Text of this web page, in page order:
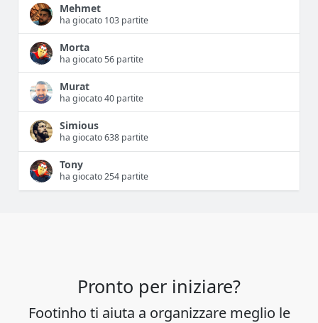
Mehmet
ha giocato 103 partite
Morta
ha giocato 56 partite
Murat
ha giocato 40 partite
Simious
ha giocato 638 partite
Tony
ha giocato 254 partite
Pronto per iniziare?
Footinho ti aiuta a organizzare meglio le